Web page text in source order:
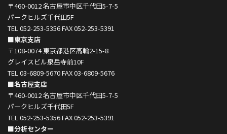
〒460-0012 名古屋市中区千代田5-7-5
パークヒルズ千代田5F
TEL 052-253-5356 FAX 052-253-5391
■東京支店
〒108-0074 東京都港区高輪2-15-8
グレイスビル泉岳寺前10F
TEL 03-6809-5670 FAX 03-6809-5676
■名古屋支店
〒460-0012 名古屋市中区千代田5-7-5
パークヒルズ千代田5F
TEL 052-253-5356 FAX 052-253-5391
■分析センター